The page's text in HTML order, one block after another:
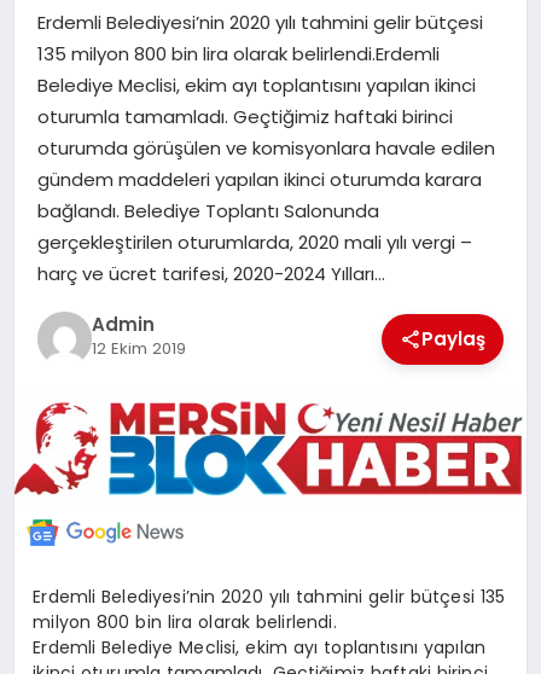
EKONOMI
POLITIKA
YAŞAM
SPOR
ILETİŞİM
KÜNYE
Erdemli Belediyesi’nin 2020 yılı tahmini gelir bütçesi
135 milyon 800 bin lira olarak belirlendi.Erdemli
Belediye Meclisi, ekim ayı toplantısını yapılan ikinci
oturumla tamamladı. Geçtiğimiz haftaki birinci
oturumda görüşülen ve komisyonlara havale edilen
gündem maddeleri yapılan ikinci oturumda karara
bağlandı. Belediye Toplantı Salonunda
gerçekleştirilen oturumlarda, 2020 mali yılı vergi –
harç ve ücret tarifesi, 2020-2024 Yılları…
Admin
12 Ekim 2019 Paylaş
Erdemli Belediyesi’nin 2020 yılı tahmini gelir bütçesi 135
milyon 800 bin lira olarak belirlendi.
Erdemli Belediye Meclisi, ekim ayı toplantısını yapılan